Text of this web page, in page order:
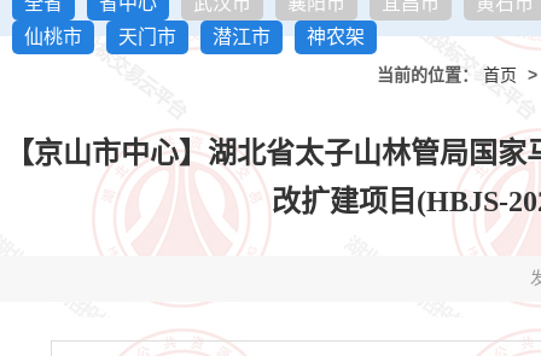
仙桃市
天门市 潜江市 神农架
当前的位置： 首页 >
【京山市中心】湖北省太子山林管局国
改扩建项目(HBJS-